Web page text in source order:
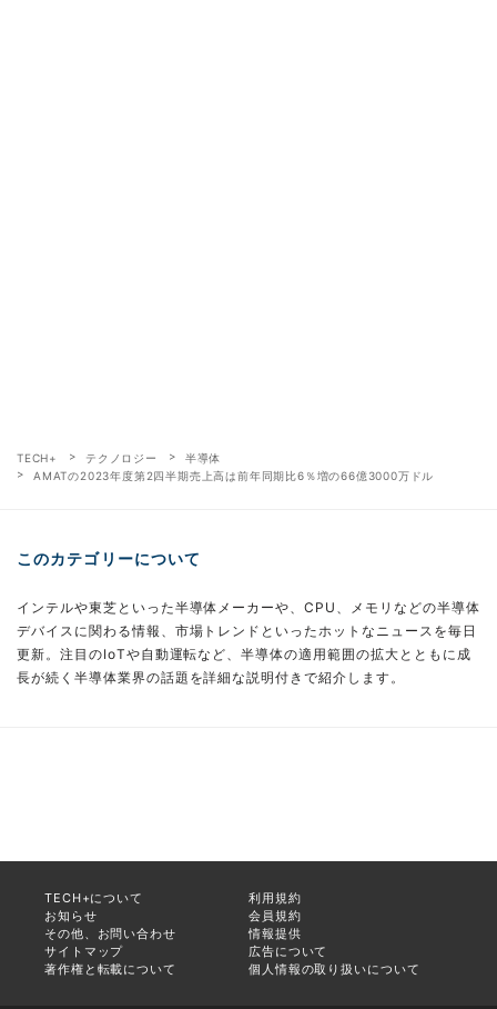
TECH+ テクノロジー
半導体
AMATの2023年度第2四半期売上高は前年同期比6％増の66億3000万ドル
このカテゴリーについて
インテルや東芝といった半導体メーカーや、CPU、メモリなどの半導体
デバイスに関わる情報、市場トレンドといったホットなニュースを毎日
更新。注目のIoTや自動運転など、半導体の適用範囲の拡大とともに成
長が続く半導体業界の話題を詳細な説明付きで紹介します。
TECH+について
利用規約
お知らせ
会員規約
その他、お問い合わせ
情報提供
サイトマップ
広告について
著作権と転載について
個人情報の取り扱いについて